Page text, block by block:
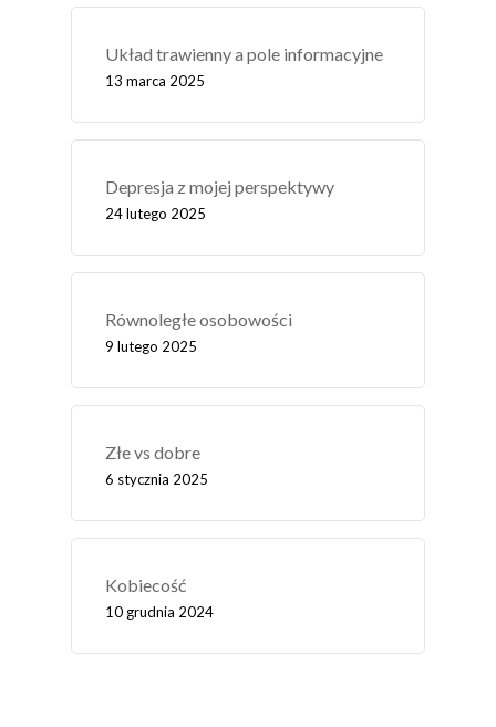
Układ trawienny a pole informacyjne
13 marca 2025
Depresja z mojej perspektywy
24 lutego 2025
Równoległe osobowości
9 lutego 2025
Złe vs dobre
6 stycznia 2025
Kobiecość
10 grudnia 2024